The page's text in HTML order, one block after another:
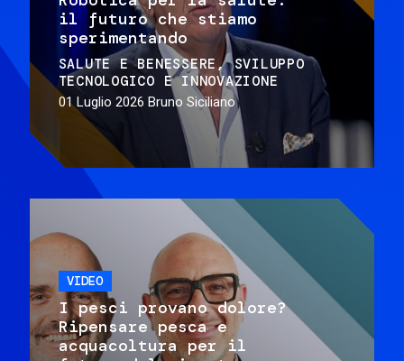
il futuro che stiamo
sperimentando
SALUTE E BENESSERE
SVILUPPO
TECNOLOGICO E INNOVAZIONE
01 Luglio 2026 Bruno Siciliano
VIDEO
I pesci provano dolore?
Ripensare pesca e
acquacoltura per il